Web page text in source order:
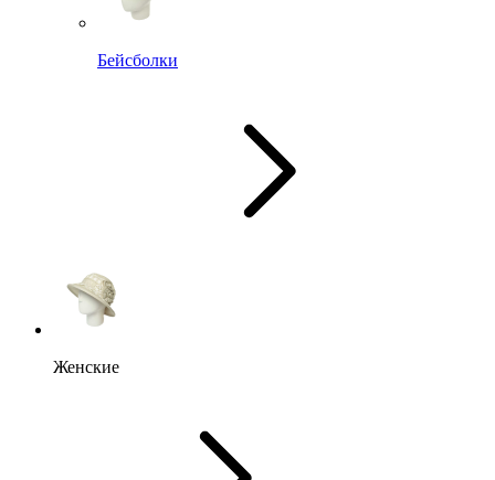
Бейсболки
Женские